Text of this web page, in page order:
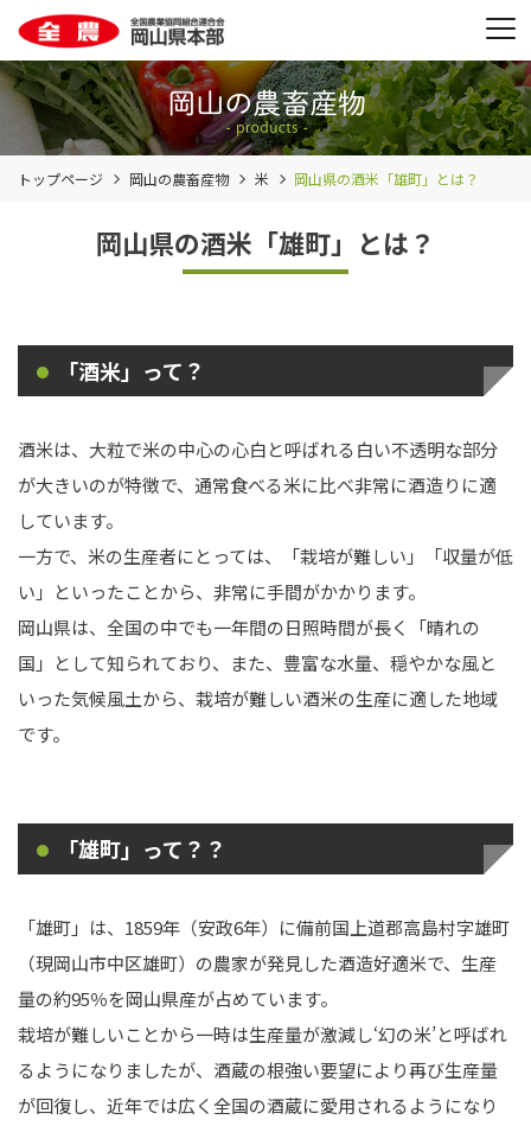
トップページ 岡山の農畜産物 米 岡山県の酒米「雄町」とは？
岡山県の酒米「雄町」とは？
「酒米」って？
酒米は、大粒で米の中心の心白と呼ばれる白い不透明な部分
が大きいのが特徴で、通常食べる米に比べ非常に酒造りに適
しています。
一方で、米の生産者にとっては、「栽培が難しい」「収量が低
い」といったことから、非常に手間がかかります。
岡山県は、全国の中でも一年間の日照時間が長く「晴れの
国」として知られており、また、豊富な水量、穏やかな風と
いった気候風土から、栽培が難しい酒米の生産に適した地域
です。
「雄町」って？？
「雄町」は、1859年（安政6年）に備前国上道郡高島村字雄町
（現岡山市中区雄町）の農家が発見した酒造好適米で、生産
量の約95％を岡山県産が占めています。
栽培が難しいことから一時は生産量が激減し‘幻の米’と呼ばれ
るようになりましたが、酒蔵の根強い要望により再び生産量
が回復し、近年では広く全国の酒蔵に愛用されるようになり